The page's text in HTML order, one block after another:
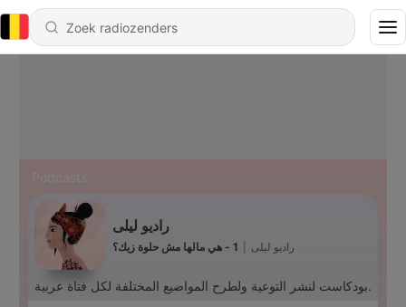
راديو ليلى
راديو ليلى 1 - هي مالها مش حلوة زيك؟
بودكاست لنشر التوعية ولطرح المواضيع المختلفة لكل فتاة عربية.